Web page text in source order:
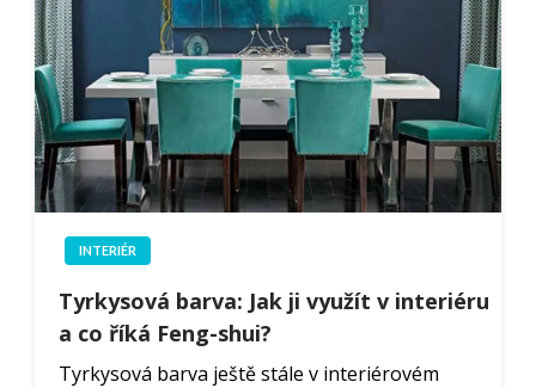
INTERIÉR
Tyrkysová barva: Jak ji využít v interiéru
a co říká Feng-shui?
Tyrkysová barva ještě stále v interiérovém